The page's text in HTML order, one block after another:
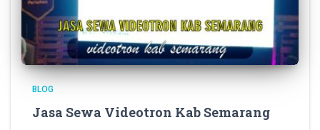
BLOG
Jasa Sewa Videotron Kab Semarang